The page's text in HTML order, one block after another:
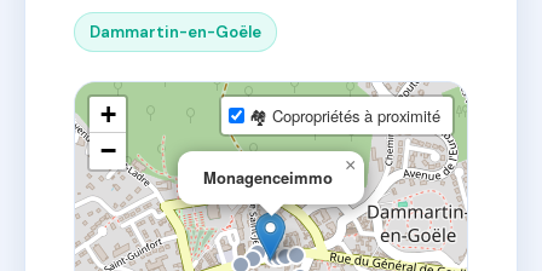
Dammartin-en-Goële
Monagenceimmo
×
+
−
🏘 Copropriétés à proximité